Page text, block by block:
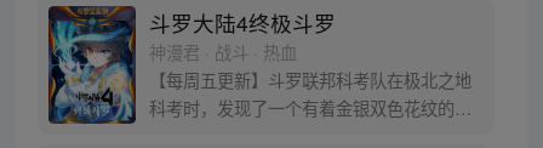
魂”遇上执着而顽强的少年唐舞麟，万众瞩目
的武魂传奇将再次被书写。我们不期待奇
迹，但要给奇迹一个机会。
斗罗大陆4终极斗罗
神漫君 · 战斗 · 热血
【每周五更新】斗罗联邦科考队在极北之地
科考时，发现了一个有着金银双色花纹的